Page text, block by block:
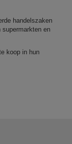
handelszaken
en
koop in hun